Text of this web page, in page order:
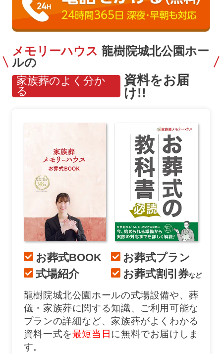
メモリーハウス 龍樹院城北公園ホー
ルの
家族葬のよく分か
る
資料をお届
け!!
お葬式BOOK
お葬式プラン
式場紹介
お葬式割引券など
龍樹院城北公園ホールの式場設備や、葬
儀・家族葬に関する知識、ご利用可能な
プランの詳細など、家族葬がよくわかる
資料一式を最短当日 に無料でお届けしま
す。